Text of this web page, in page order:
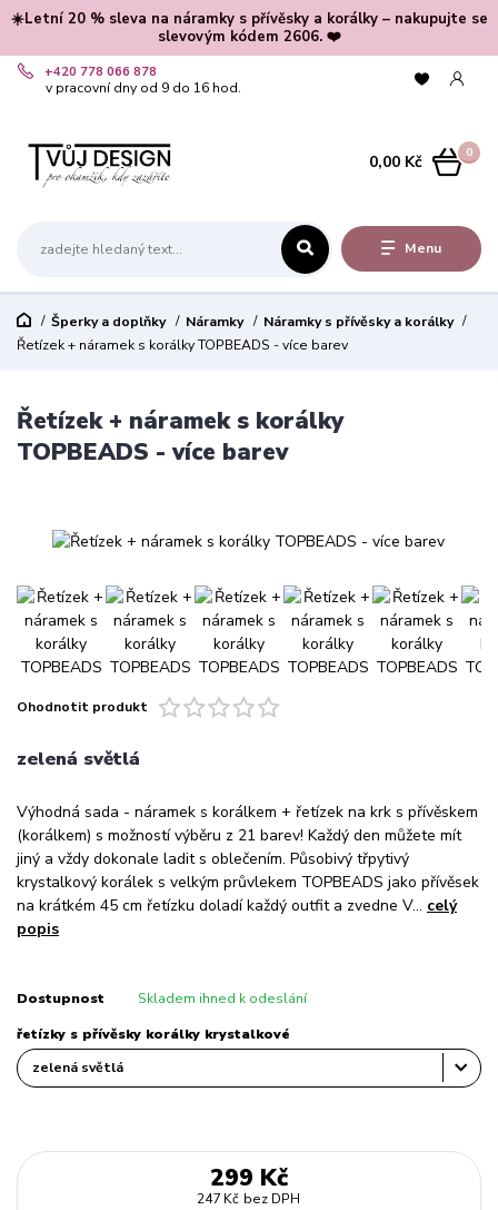
☀️Letní 20 % sleva na náramky s přívěsky a korálky – nakupujte se
slevovým kódem 2606. ❤️
Menu
+420 778 066 878
v pracovní dny od 9 do 16 hod.
0
0,00 Kč
Šperky a doplňky Náramky
Náramky s přívěsky a korálky
Řetízek + náramek s korálky TOPBEADS - více barev
Řetízek + náramek s korálky
TOPBEADS - více barev
Ohodnotit produkt
zelená světlá
Výhodná sada - náramek s korálkem + řetízek na krk s přívěskem
(korálkem) s možností výběru z 21 barev! Každý den můžete mít
jiný a vždy dokonale ladit s oblečením. Působivý třpytivý
krystalkový korálek s velkým průvlekem TOPBEADS jako přívěsek
na krátkém 45 cm řetízku doladí každý outfit a zvedne V... celý
popis
Dostupnost Skladem ihned k odeslání
řetízky s přívěsky korálky krystalkové
299 Kč
247 Kč bez DPH